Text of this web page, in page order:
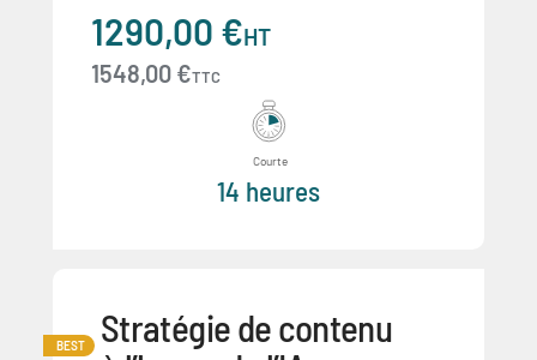
1290,00 €HT
1548,00 €TTC
Courte
14 heures
BEST
Stratégie de contenu